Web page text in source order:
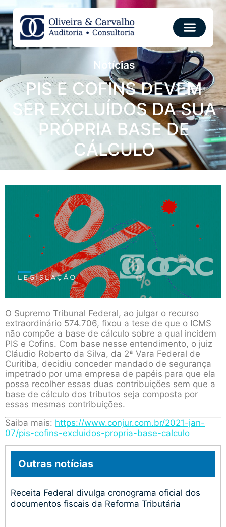
Notícias
PIS E COFINS DEVEM
SER EXCLUÍDOS DA SUA
PRÓPRIA BASE DE
CÁLCULO
O Supremo Tribunal Federal, ao julgar o recurso
extraordinário 574.706, fixou a tese de que o ICMS
não compõe a base de cálculo sobre a qual incidem
PIS e Cofins. Com base nesse entendimento, o juiz
Cláudio Roberto da Silva, da 2ª Vara Federal de
Curitiba, decidiu conceder mandado de segurança
impetrado por uma empresa de papéis para que ela
possa recolher essas duas contribuições sem que a
base de cálculo dos tributos seja composta por
essas mesmas contribuições.
Saiba mais: https://www.conjur.com.br/2021-jan-
07/pis-cofins-excluidos-propria-base-calculo
Outras notícias
Receita Federal divulga cronograma oficial dos
documentos fiscais da Reforma Tributária